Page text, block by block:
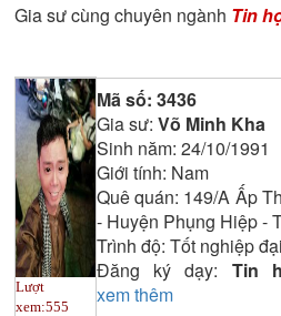
Gia sư cùng chuyên ngành Tin
Lượt
xem:555
Mã số: 3436
Gia sư: Võ Minh Kha
Sinh năm: 24/10/1991
Giới tính: Nam
Quê quán: 149/A Ấp
- Huyện Phụng Hiệp -
Trình độ: Tốt nghiệp
Đăng ký dạy: Tin
xem thêm